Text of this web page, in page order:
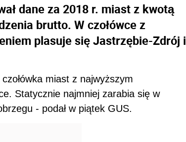
dane za 2018 r. miast z kwotą
brutto. W czołówce z
plasuje się Jastrzębie-Zdrój i
miast z najwyższym
Statycznie najmniej zarabia się w
- podał w piątek GUS.